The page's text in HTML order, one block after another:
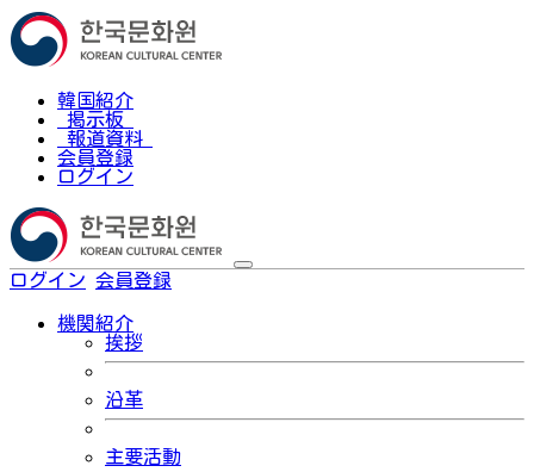
韓国紹介
掲示板
報道資料
会員登録
ログイン
ログイン 会員登録
機関紹介
挨拶
沿革
主要活動